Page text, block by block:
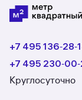
+7 495
+7 495
Круглосуточно